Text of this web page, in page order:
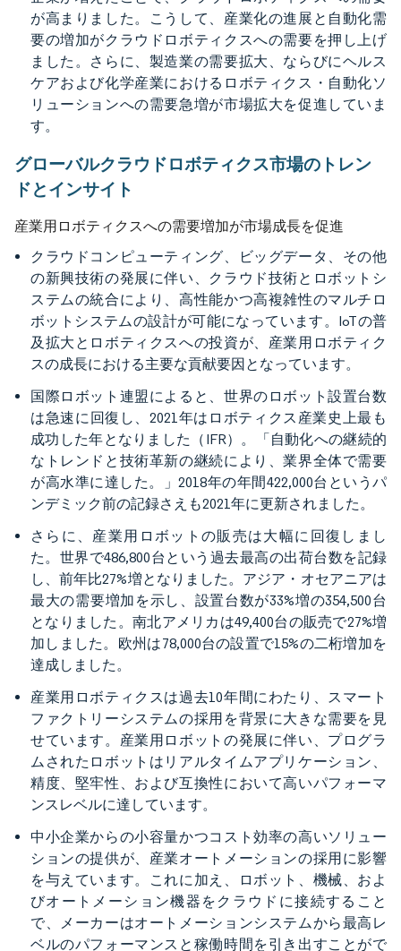
が高まりました。こうして、産業化の進展と自動化需
要の増加がクラウドロボティクスへの需要を押し上げ
ました。さらに、製造業の需要拡大、ならびにヘルス
ケアおよび化学産業におけるロボティクス・自動化ソ
リューションへの需要急増が市場拡大を促進していま
す。
グローバルクラウドロボティクス市場のトレン
ドとインサイト
産業用ロボティクスへの需要増加が市場成長を促進
クラウドコンピューティング、ビッグデータ、その他
の新興技術の発展に伴い、クラウド技術とロボットシ
ステムの統合により、高性能かつ高複雑性のマルチロ
ボットシステムの設計が可能になっています。IoTの普
及拡大とロボティクスへの投資が、産業用ロボティク
スの成長における主要な貢献要因となっています。
国際ロボット連盟によると、世界のロボット設置台数
は急速に回復し、2021年はロボティクス産業史上最も
成功した年となりました（IFR）。「自動化への継続的
なトレンドと技術革新の継続により、業界全体で需要
が高水準に達した。」2018年の年間422,000台というパ
ンデミック前の記録さえも2021年に更新されました。
さらに、産業用ロボットの販売は大幅に回復しまし
た。世界で486,800台という過去最高の出荷台数を記録
し、前年比27%増となりました。アジア・オセアニアは
最大の需要増加を示し、設置台数が33%増の354,500台
となりました。南北アメリカは49,400台の販売で27%増
加しました。欧州は78,000台の設置で15%の二桁増加を
達成しました。
産業用ロボティクスは過去10年間にわたり、スマート
ファクトリーシステムの採用を背景に大きな需要を見
せています。産業用ロボットの発展に伴い、プログラ
ムされたロボットはリアルタイムアプリケーション、
精度、堅牢性、および互換性において高いパフォーマ
ンスレベルに達しています。
中小企業からの小容量かつコスト効率の高いソリュー
ションの提供が、産業オートメーションの採用に影響
を与えています。これに加え、ロボット、機械、およ
びオートメーション機器をクラウドに接続すること
で、メーカーはオートメーションシステムから最高レ
ベルのパフォーマンスと稼働時間を引き出すことがで